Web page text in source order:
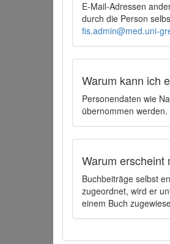
E-Mail-Adressen
durch die Person
fis.admin@med.uni-
Warum kann ich
Personendaten wie
übernommen
Warum erscheint
Buchbeiträge selbst
zugeordnet, wird er
einem Buch